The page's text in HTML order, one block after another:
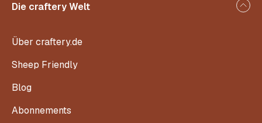
Die craftery Welt
Über craftery.de
Sheep Friendly
Blog
Abonnements